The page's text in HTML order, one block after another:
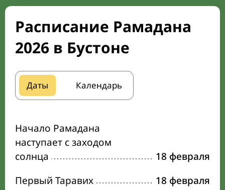
Расписание Рамадана
2026 в Бустоне
Даты Календарь
Начало Рамадана
наступает с заходом
солнца
18 февраля
Первый Таравих
18 февраля